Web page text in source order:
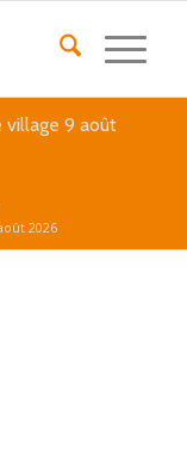
village 9 août
2026